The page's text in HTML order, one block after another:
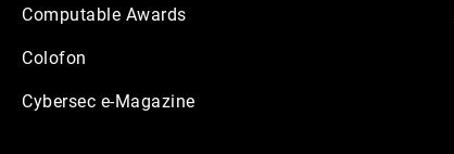
Computable Awards
Colofon
Cybersec e-Magazine